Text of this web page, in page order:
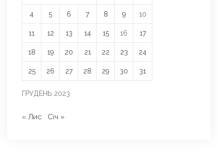
ГРУДЕНЬ 2023
4 5 6 7 8 9 10
11 12 13 14 15 16 17
18 19 20 21 22 23 24
25 26 27 28 29 30 31
« Лис Січ »